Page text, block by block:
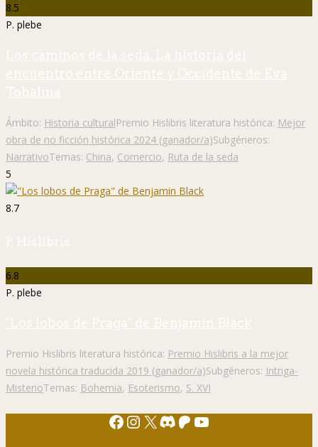
8.5
P. plebe
Los caminos de la seda. La historia del
encuentro entre Oriente y Occidente de Eva
Tobalina
Ámbito: Historia culturalPremio Hislibris literatura histórica: Mejor
obra de no ficción histórica 2024 (ganador/a)Subgéneros:
NarrativoTemas: China, Comercio, Ruta de la seda
5
8.7
P. Hislibris
6.8
P. plebe
"Los lobos de Praga" de Benjamin Black
Premio Hislibris literatura histórica: Premio Hislibris a la mejor
novela histórica traducida 2019 (ganador/a)Subgéneros: Intriga-
MisterioTemas: Bohemia, Esoterismo, S. XVI
Facebook
Instagram
X Discord
Patreon
YouTube